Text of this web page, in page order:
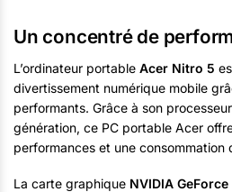
Un concentré de
L’ordinateur portable Acer Nitro 5
divertissement numérique mobile
performants. Grâce à son
génération, ce PC portable Acer
performances et une consommation
La carte graphique NVIDIA